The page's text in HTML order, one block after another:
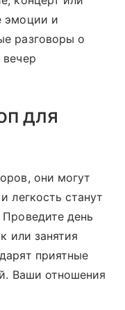
эмоции и
разговоры о
для
они могут
легкость станут
день
или занятия
приятные
Ваши отношения